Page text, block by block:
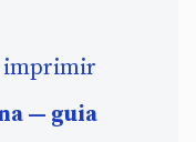
imprimir
— guia